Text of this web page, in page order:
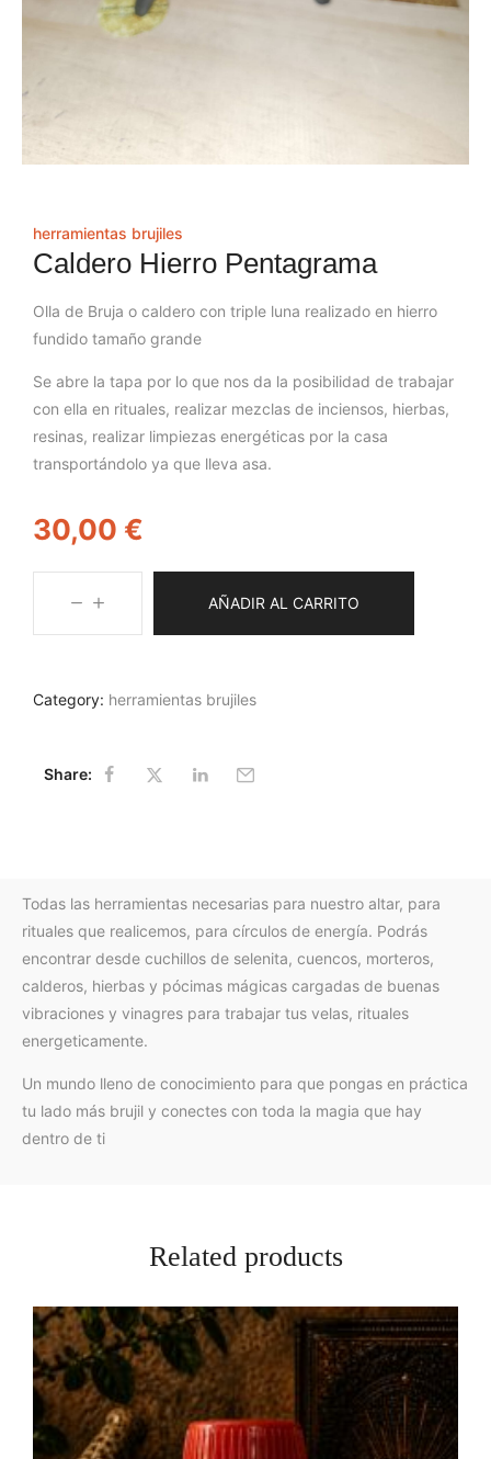
herramientas brujiles
Caldero Hierro Pentagrama
Olla de Bruja o caldero con triple luna realizado en hierro
fundido tamaño grande
Se abre la tapa por lo que nos da la posibilidad de trabajar
con ella en rituales, realizar mezclas de inciensos, hierbas,
resinas, realizar limpiezas energéticas por la casa
transportándolo ya que lleva asa.
30,00 €
AÑADIR AL CARRITO
Category: herramientas brujiles
Share:
Todas las herramientas necesarias para nuestro altar, para
rituales que realicemos, para círculos de energía. Podrás
encontrar desde cuchillos de selenita, cuencos, morteros,
calderos, hierbas y pócimas mágicas cargadas de buenas
vibraciones y vinagres para trabajar tus velas, rituales
energeticamente.
Un mundo lleno de conocimiento para que pongas en práctica
tu lado más brujil y conectes con toda la magia que hay
dentro de ti
Related products